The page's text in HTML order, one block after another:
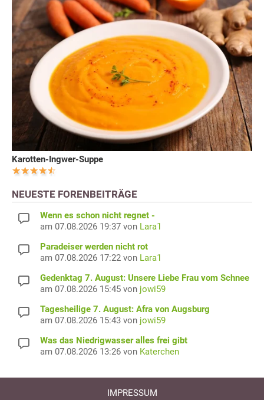
Karotten-Ingwer-Suppe
NEUESTE FORENBEITRÄGE
Wenn es schon nicht regnet -
am 07.08.2026 19:37 von Lara1
Paradeiser werden nicht rot
am 07.08.2026 17:22 von Lara1
Gedenktag 7. August: Unsere Liebe Frau vom Schnee
am 07.08.2026 15:45 von jowi59
Tagesheilige 7. August: Afra von Augsburg
am 07.08.2026 15:43 von jowi59
Was das Niedrigwasser alles frei gibt
am 07.08.2026 13:26 von Katerchen
IMPRESSUM